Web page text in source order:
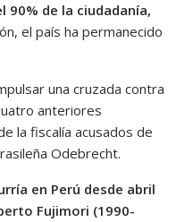
90% de la ciudadanía,
el país ha permanecido
una cruzada contra
anteriores
la fiscalía acusados de
Odebrecht.
en Perú desde abril
Fujimori (1990-